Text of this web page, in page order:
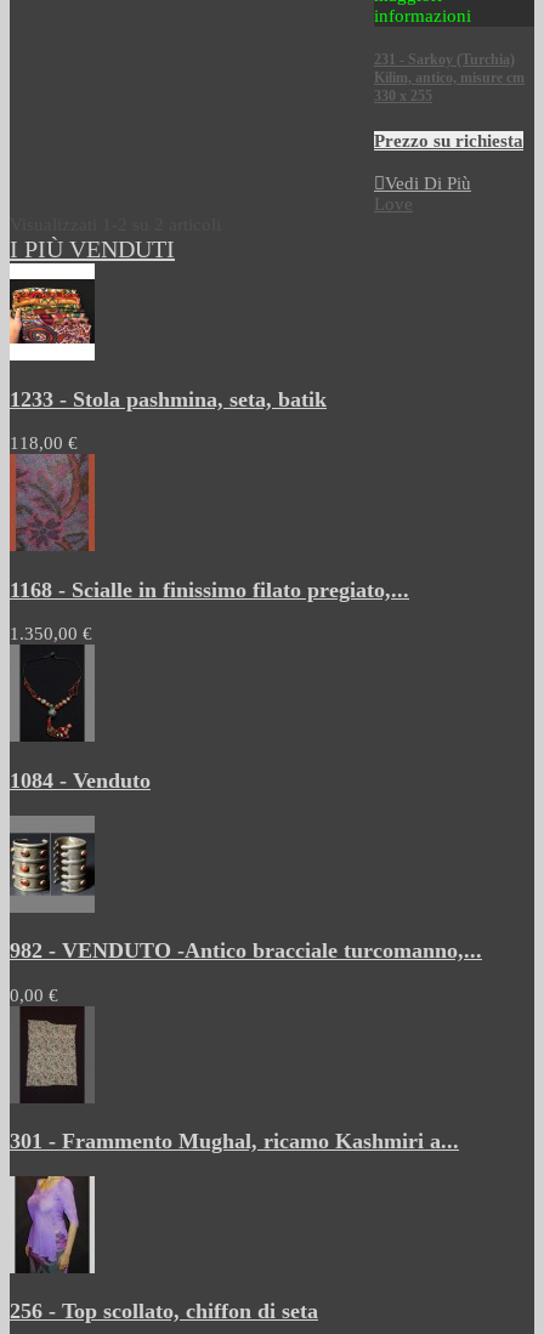
informazioni
231 - Sarkoy (Turchia)
Kilim, antico, misure cm
330 x 255
Prezzo su richiesta
Vedi Di Più
Love
I PIÙ VENDUTI
1233 - Stola pashmina, seta, batik
118,00 €
1168 - Scialle in finissimo filato pregiato,...
1.350,00 €
1084 - Venduto
982 - VENDUTO -Antico bracciale turcomanno,...
0,00 €
301 - Frammento Mughal, ricamo Kashmiri a...
256 - Top scollato, chiffon di seta